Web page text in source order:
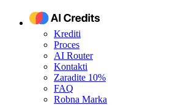
Krediti
Proces
AI Router
Kontakti
Zaradite 10%
FAQ
Robna Marka